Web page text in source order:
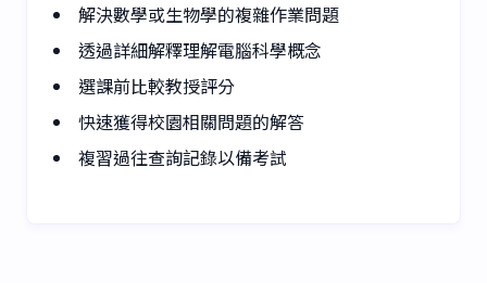
解決數學或生物學的複雜作業問題
透過詳細解釋理解電腦科學概念
選課前比較教授評分
快速獲得校園相關問題的解答
複習過往查詢記錄以備考試